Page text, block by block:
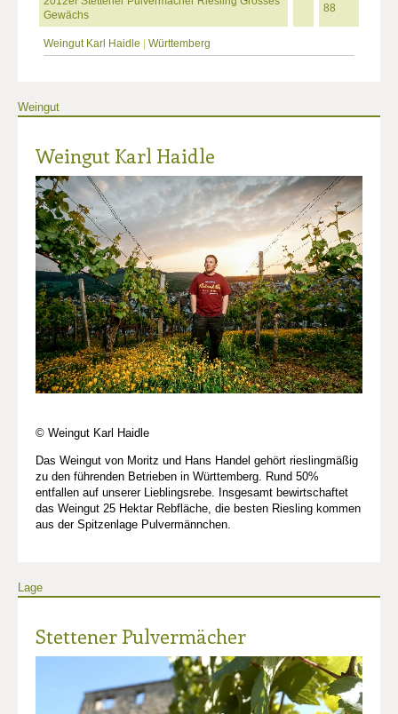
Gewächs
88
Weingut Karl Haidle Württemberg
Weingut
Weingut Karl Haidle
© Weingut Karl Haidle
Das Weingut von Moritz und Hans Handel gehört rieslingmäßig
zu den führenden Betrieben in Württemberg. Rund 50%
entfallen auf unserer Lieblingsrebe. Insgesamt bewirtschaftet
das Weingut 25 Hektar Rebfläche, die besten Riesling kommen
aus der Spitzenlage Pulvermännchen.
Lage
Stettener Pulvermächer